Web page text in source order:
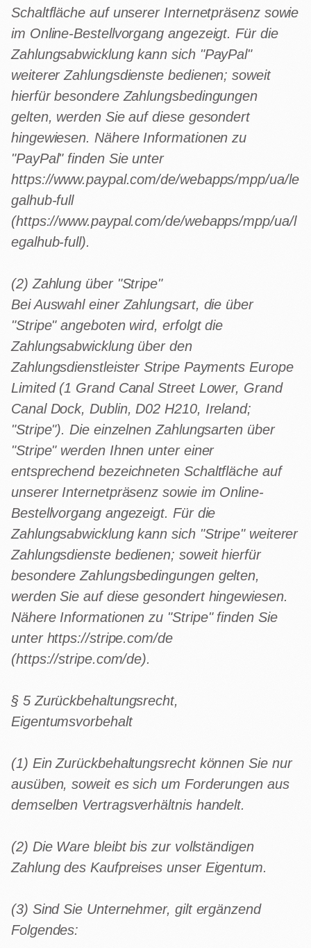
Schaltfläche auf unserer Internetpräsenz sowie
im Online-Bestellvorgang angezeigt. Für die
Zahlungsabwicklung kann sich "PayPal"
weiterer Zahlungsdienste bedienen; soweit
hierfür besondere Zahlungsbedingungen
gelten, werden Sie auf diese gesondert
hingewiesen. Nähere Informationen zu
"PayPal" finden Sie unter
https://www.paypal.com/de/webapps/mpp/ua/le
galhub-full
(https://www.paypal.com/de/webapps/mpp/ua/l
egalhub-full).
(2) Zahlung über "Stripe"
Bei Auswahl einer Zahlungsart, die über
"Stripe" angeboten wird, erfolgt die
Zahlungsabwicklung über den
Zahlungsdienstleister Stripe Payments Europe
Limited (1 Grand Canal Street Lower, Grand
Canal Dock, Dublin, D02 H210, Ireland;
"Stripe"). Die einzelnen Zahlungsarten über
"Stripe" werden Ihnen unter einer
entsprechend bezeichneten Schaltfläche auf
unserer Internetpräsenz sowie im Online-
Bestellvorgang angezeigt. Für die
Zahlungsabwicklung kann sich "Stripe" weiterer
Zahlungsdienste bedienen; soweit hierfür
besondere Zahlungsbedingungen gelten,
werden Sie auf diese gesondert hingewiesen.
Nähere Informationen zu "Stripe" finden Sie
unter https://stripe.com/de
(https://stripe.com/de).
§ 5 Zurückbehaltungsrecht,
Eigentumsvorbehalt
(1) Ein Zurückbehaltungsrecht können Sie nur
ausüben, soweit es sich um Forderungen aus
demselben Vertragsverhältnis handelt.
(2) Die Ware bleibt bis zur vollständigen
Zahlung des Kaufpreises unser Eigentum.
(3) Sind Sie Unternehmer, gilt ergänzend
Folgendes: